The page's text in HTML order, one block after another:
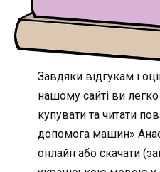
Завдяки відгукам і
нашому сайті ви
купувати та читати
допомога машин»
онлайн або скачати